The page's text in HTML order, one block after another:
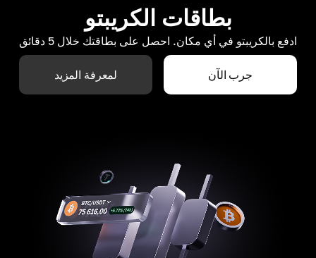
بطاقات الكريبتو
ادفع بالكريبتو في أي مكان. احصل على بطاقتك خلال 5 دقائق
جرب الآن لمعرفة المزيد